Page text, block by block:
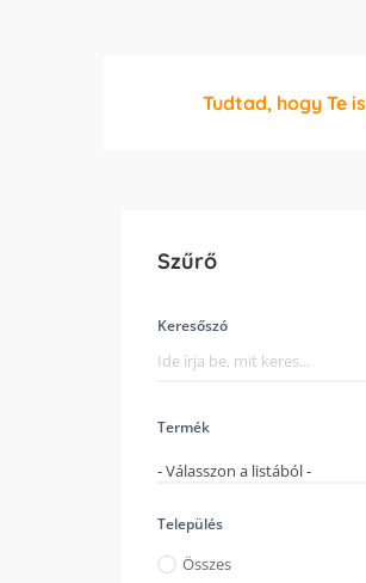
Tudtad, hogy Te
Szűrő
Keresőszó
Termék
- Válasszon a listából -
Település
Összes